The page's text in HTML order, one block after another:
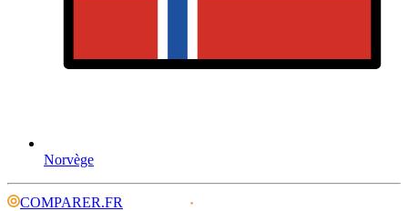
Norvège
COMPARER.FR